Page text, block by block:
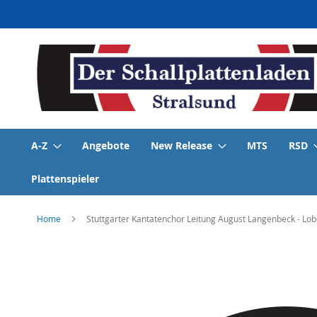
zum
Inhalt
A-Z Angebote New Release MTS RSD
Plattenspieler
Home Stuttgarter Kantatenchor Leitung August Langenbeck -